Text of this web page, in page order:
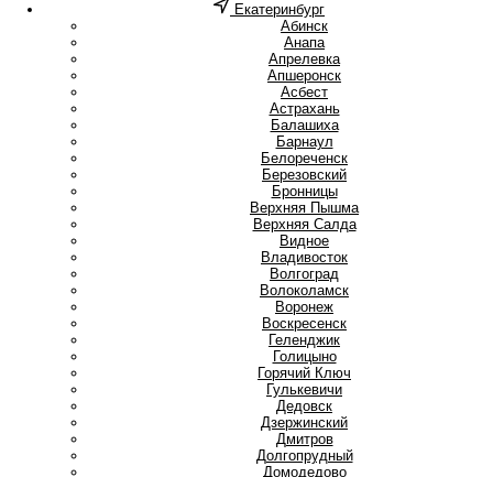
Екатеринбург
Абинск
Анапа
Апрелевка
Апшеронск
Асбест
Астрахань
Балашиха
Барнаул
Белореченск
Березовский
Бронницы
Верхняя Пышма
Верхняя Салда
Видное
Владивосток
Волгоград
Волоколамск
Воронеж
Воскресенск
Геленджик
Голицыно
Горячий Ключ
Гулькевичи
Дедовск
Дзержинский
Дмитров
Долгопрудный
Домодедово